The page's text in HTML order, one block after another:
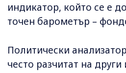
индикатор, който се е
точен барометър –
Политически
често разчитат на